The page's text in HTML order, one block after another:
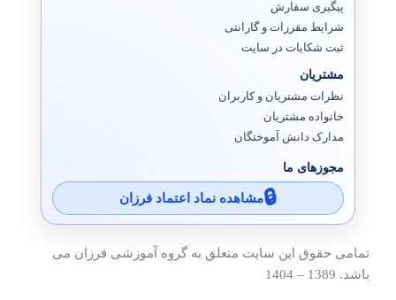
پیگیری سفارش
شرایط مقررات و گارانتی
ثبت شکایات در سایت
مشتریان
نظرات مشتریان و کاربران
خانواده مشتریان
مدارک دانش آموختگان
مجوزهای ما
مشاهده نماد اعتماد فرزان
تمامی حقوق این سایت متعلق به گروه آموزشی فرزان می
باشد. 1389 – 1404